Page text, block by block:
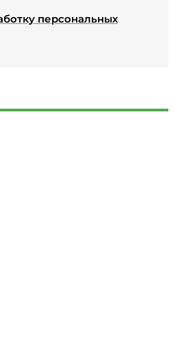
персональных